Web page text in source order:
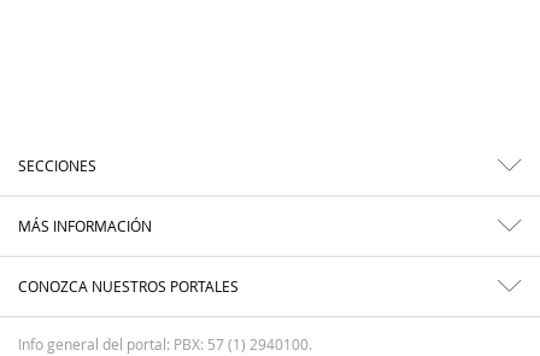
SECCIONES
MÁS INFORMACIÓN
CONOZCA NUESTROS PORTALES
Info general del portal: PBX: 57 (1) 2940100.